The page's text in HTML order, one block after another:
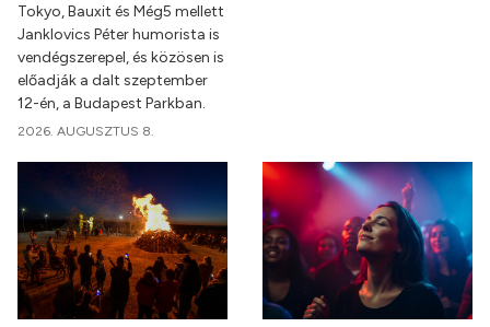
Tokyo, Bauxit és Még5 mellett
Janklovics Péter humorista is
vendégszerepel, és közösen is
előadják a dalt szeptember
12-én, a Budapest Parkban.
2026. AUGUSZTUS 8.